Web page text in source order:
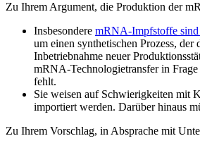
Zu Ihrem Argument, die Produktion der
Insbesondere mRNA-Impfstoffe sind
um einen synthetischen Prozess,
Inbetriebnahme neuer
mRNA-Technologietransfer in
fehlt.
Sie weisen auf Schwierigkeiten mit
importiert werden. Darüber hinaus
Zu Ihrem Vorschlag, in Absprache mit